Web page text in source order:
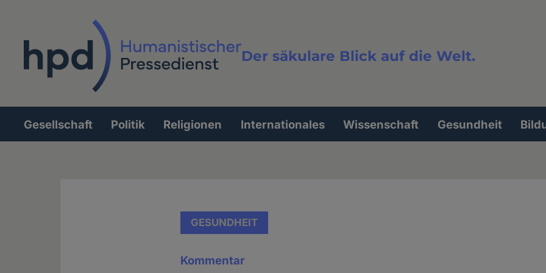
Der säkulare Blick auf die Welt.
Volltextsuche
Hauptnavigation
Gesellschaft Politik Religionen Internationales Wissenschaft Gesundheit
GESUNDHEIT
Kommentar